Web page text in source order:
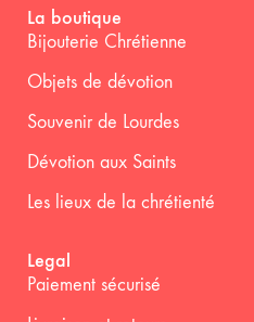
La boutique
Bijouterie Chrétienne
Objets de dévotion
Souvenir de Lourdes
Dévotion aux Saints
Les lieux de la chrétienté
Legal
Paiement sécurisé